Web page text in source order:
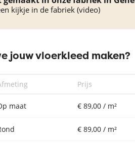
kijkje in de fabriek (video)
jouw vloerkleed maken?
Prijs
maat € 89,00 / m²
€ 89,00 / m²